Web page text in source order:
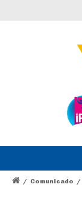
/ Comunicado /